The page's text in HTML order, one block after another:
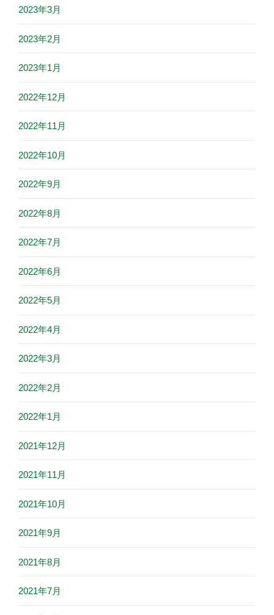
2023年3月
2023年2月
2023年1月
2022年12月
2022年11月
2022年10月
2022年9月
2022年8月
2022年7月
2022年6月
2022年5月
2022年4月
2022年3月
2022年2月
2022年1月
2021年12月
2021年11月
2021年10月
2021年9月
2021年8月
2021年7月